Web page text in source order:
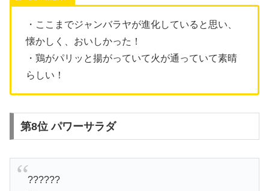
・ここまでジャンバラヤが進化していると思い、
懐かしく、おいしかった！
・鶏がパリッと揚がっていて火が通っていて素晴
らしい！
第8位 パワーサラダ
??????